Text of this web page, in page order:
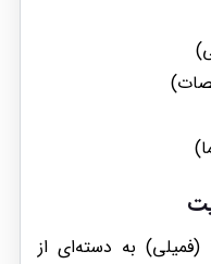
در نرم‌افزار Revit، مفهوم Family (فمیلی) به دسته‌ای از